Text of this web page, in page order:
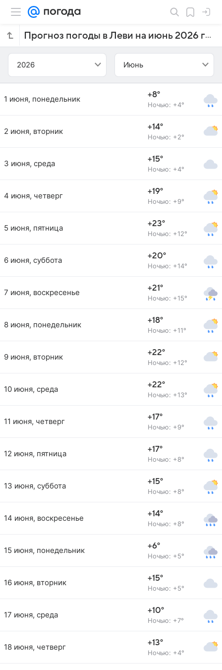
Прогноз погоды в Леви на июнь 2026 года
2026 Июнь
1 июня, понедельник +8°
Ночью: +4°
2 июня, вторник +14°
Ночью: +2°
3 июня, среда +15°
Ночью: +4°
4 июня, четверг +19°
Ночью: +9°
5 июня, пятница +23°
Ночью: +12°
6 июня, суббота +20°
Ночью: +14°
7 июня, воскресенье +21°
Ночью: +15°
8 июня, понедельник +18°
Ночью: +11°
9 июня, вторник +22°
Ночью: +12°
10 июня, среда +22°
Ночью: +13°
11 июня, четверг +17°
Ночью: +9°
12 июня, пятница +17°
Ночью: +8°
13 июня, суббота +15°
Ночью: +8°
14 июня, воскресенье +14°
Ночью: +8°
15 июня, понедельник +6°
Ночью: +5°
16 июня, вторник +15°
Ночью: +5°
17 июня, среда +10°
Ночью: +7°
18 июня, четверг +13°
Ночью: +4°